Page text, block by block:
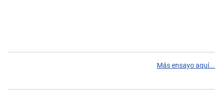
Más ensayo aquí...